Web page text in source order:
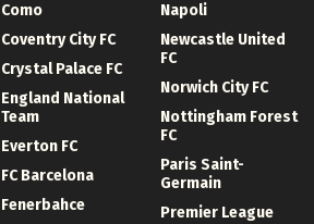
Como
Coventry City FC
Crystal Palace FC
England National
Team
Everton FC
FC Barcelona
Fenerbahce
Napoli
Newcastle United
FC
Norwich City FC
Nottingham Forest
FC
Paris Saint-
Germain
Premier League